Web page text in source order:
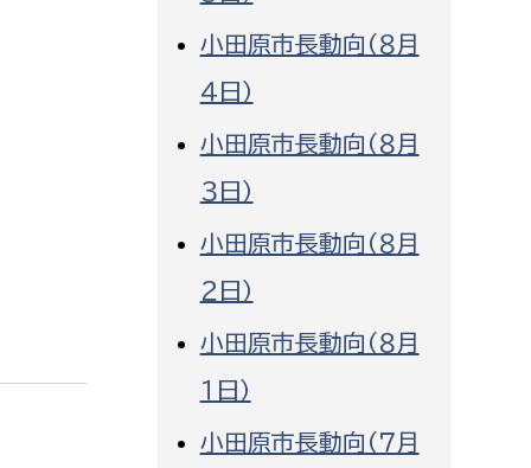
警防第2課
監査事務局
監査事務局
小田原市長動向（８月
４日）
小田原市長動向（８月
３日）
小田原市長動向（８月
２日）
小田原市長動向（８月
１日）
小田原市長動向（７月